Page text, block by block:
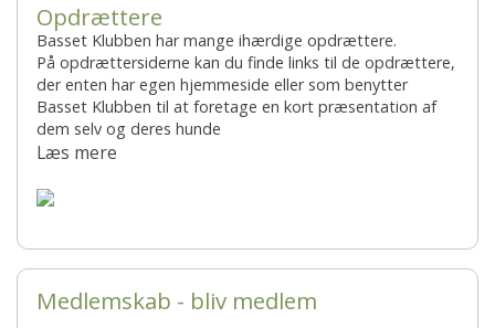
Opdrættere
Basset Klubben har mange ihærdige opdrættere.
På opdrættersiderne kan du finde links til de opdrættere,
der enten har egen hjemmeside eller som benytter
Basset Klubben til at foretage en kort præsentation af
dem selv og deres hunde
Læs mere
Medlemskab - bliv medlem